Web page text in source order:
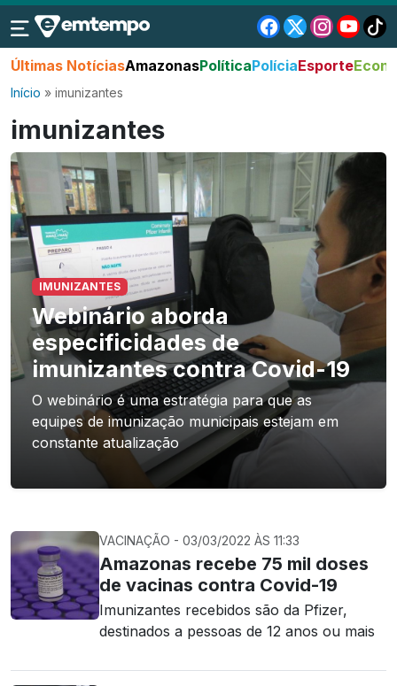
Últimas NotíciasAmazonasPolíticaPolíciaEsporte
Início » imunizantes
imunizantes
IMUNIZANTES
Webinário aborda
especificidades de
imunizantes contra Covid-19
O webinário é uma estratégia para que as
equipes de imunização municipais estejam em
constante atualização
VACINAÇÃO - 03/03/2022 ÀS 11:33
Amazonas recebe 75 mil doses
de vacinas contra Covid-19
Imunizantes recebidos são da Pfizer,
destinados a pessoas de 12 anos ou mais